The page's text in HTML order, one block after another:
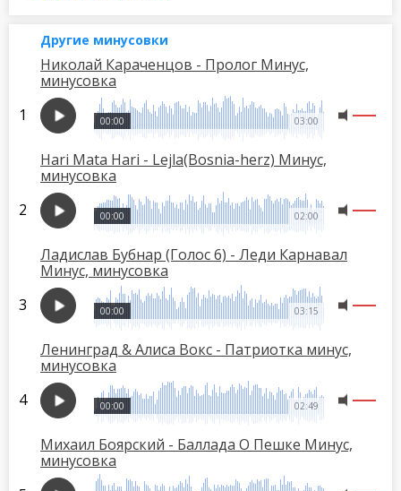
Другие минусовки
Николай Караченцов - Пролог Минус,
минусовка
03:00
00:00
Hari Mata Hari - Lejla(Bosnia-herz) Минус,
минусовка
02:00
00:00
Ладислав Бубнар (Голос 6) - Леди Карнавал
Минус, минусовка
03:15
00:00
Ленинград & Алиса Вокс - Патриотка минус,
минусовка
02:49
00:00
Михаил Боярский - Баллада О Пешке Минус,
минусовка